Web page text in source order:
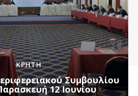
ΚΡΗΤΗ
Συμβουλίου
12 Ιουνίου